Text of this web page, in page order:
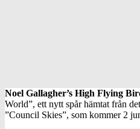
Noel Gallagher’s High Flying
World”, ett nytt spår hämtat från
”Council Skies”, som kommer 2